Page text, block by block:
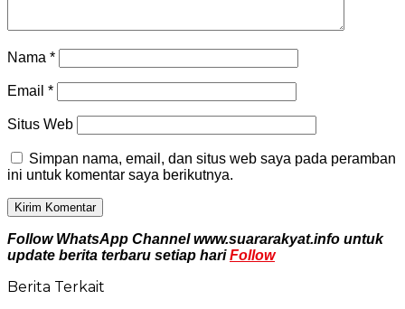
Nama *
Email *
Situs Web
Simpan nama, email, dan situs web saya pada peramban
ini untuk komentar saya berikutnya.
Follow WhatsApp Channel www.suararakyat.info untuk
update berita terbaru setiap hariFollow
Berita Terkait